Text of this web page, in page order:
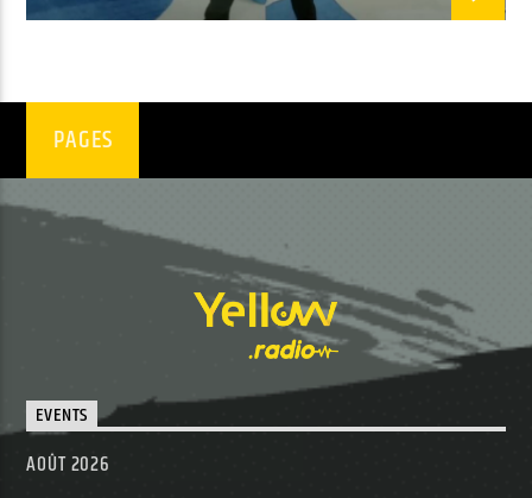
EMISSION EN COURS
NON-STOP MUSIC
12:00 13:59
UPCOMING SHOW
NON-STOP MUSIC
16:59
Yellow Radio
PAGES
EVENTS
AOÛT 2026